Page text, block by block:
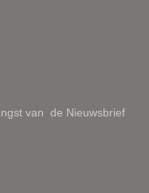
van de Nieuwsbrief